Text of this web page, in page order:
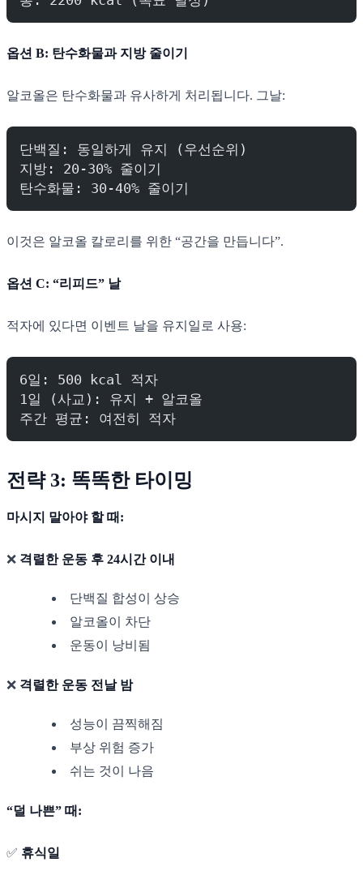
옵션 B: 탄수화물과 지방 줄이기
알코올은 탄수화물과 유사하게 처리됩니다. 그날:
단백질: 동일하게 유지 (우선순위)
지방: 20-30% 줄이기
탄수화물: 30-40% 줄이기
이것은 알코올 칼로리를 위한 “공간을 만듭니다”.
옵션 C: “리피드” 날
적자에 있다면 이벤트 날을 유지일로 사용:
6일: 500 kcal 적자
1일 (사교): 유지 + 알코올
주간 평균: 여전히 적자
전략 3: 똑똑한 타이밍
마시지 말아야 할 때:
❌ 격렬한 운동 후 24시간 이내
단백질 합성이 상승
알코올이 차단
운동이 낭비됨
❌ 격렬한 운동 전날 밤
성능이 끔찍해짐
부상 위험 증가
쉬는 것이 나음
“덜 나쁜” 때:
✅ 휴식일